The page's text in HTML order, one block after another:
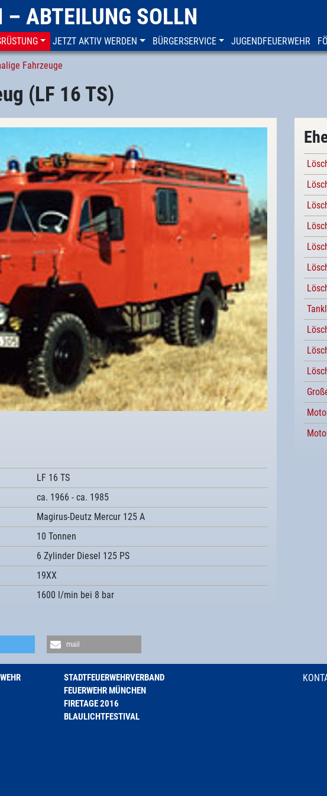
– ABTEILUNG SOLLN
JETZT AKTIV WERDEN BÜRGERSERVICE JUGENDFEUERWEHR
Fahrzeuge
(LF 16 TS)
LF 16 TS
ca. 1966 - ca. 1985
Magirus-Deutz Mercur 125 A
10 Tonnen
6 Zylinder Diesel 125 PS
19XX
1600 l/min bei 8 bar
mail
STADTFEUERWEHRVERBAND
FEUERWEHR MÜNCHEN
FIRETAGE 2016
BLAULICHTFESTIVAL